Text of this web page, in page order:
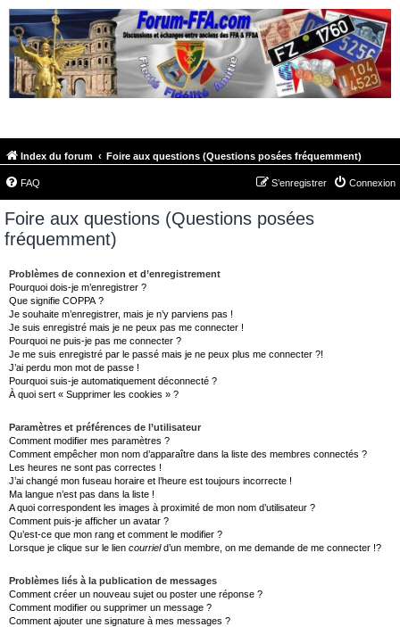
Index du forum Foire aux questions (Questions posées fréquemment)
FAQ Connexion
S’enregistrer
Foire aux questions (Questions posées
fréquemment)
Problèmes de connexion et d’enregistrement
Pourquoi dois-je m’enregistrer ?
Que signifie COPPA ?
Je souhaite m’enregistrer, mais je n’y parviens pas !
Je suis enregistré mais je ne peux pas me connecter !
Pourquoi ne puis-je pas me connecter ?
Je me suis enregistré par le passé mais je ne peux plus me connecter ?!
J’ai perdu mon mot de passe !
Pourquoi suis-je automatiquement déconnecté ?
À quoi sert « Supprimer les cookies » ?
Paramètres et préférences de l’utilisateur
Comment modifier mes paramètres ?
Comment empêcher mon nom d’apparaître dans la liste des membres connectés ?
Les heures ne sont pas correctes !
J’ai changé mon fuseau horaire et l’heure est toujours incorrecte !
Ma langue n’est pas dans la liste !
A quoi correspondent les images à proximité de mon nom d’utilisateur ?
Comment puis-je afficher un avatar ?
Qu’est-ce que mon rang et comment le modifier ?
Lorsque je clique sur le lien courrield’un membre, on me demande de me connecter !?
Problèmes liés à la publication de messages
Comment créer un nouveau sujet ou poster une réponse ?
Comment modifier ou supprimer un message ?
Comment ajouter une signature à mes messages ?